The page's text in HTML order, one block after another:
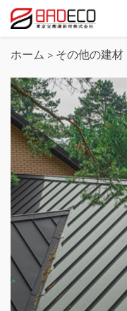
ホーム > その他の建材